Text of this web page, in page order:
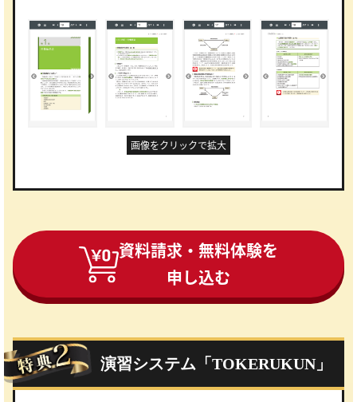
画像をクリックで拡大
資料請求・無料体験を
申し込む
演習システム「TOKERUKUN」